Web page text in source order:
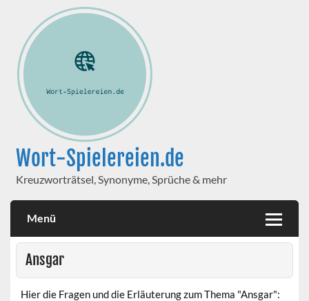
Wort-Spielereien.de
Kreuzworträtsel, Synonyme, Sprüche & mehr
Menü
Ansgar
Hier die Fragen und die Erläuterung zum Thema "Ansgar":